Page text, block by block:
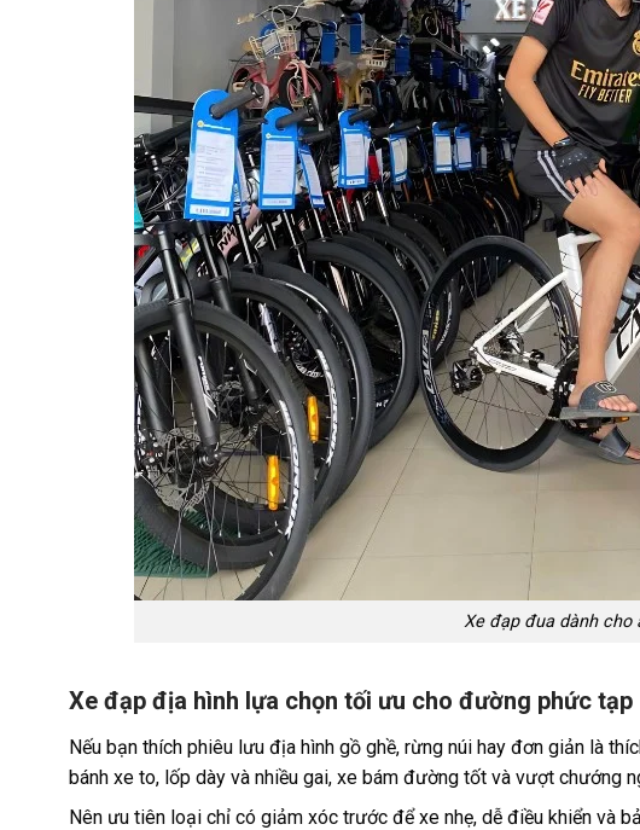
Xe đạp đua dành cho
Xe đạp địa hình lựa chọn tối ưu cho đường phức tạp
Nếu bạn thích phiêu lưu địa hình gồ ghề, rừng núi hay đơn giản là
bánh xe to, lốp dày và nhiều gai, xe bám đường tốt và vượt chướng
Nên ưu tiên loại chỉ có giảm xóc trước để xe nhẹ, dễ điều khiển và